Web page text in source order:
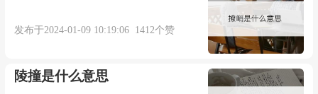
5. The figures she gave you were inexact.
她给你的数字不准确.
发布于2024-01-09 10:19:06 1412个赞
陵撞是什么意思